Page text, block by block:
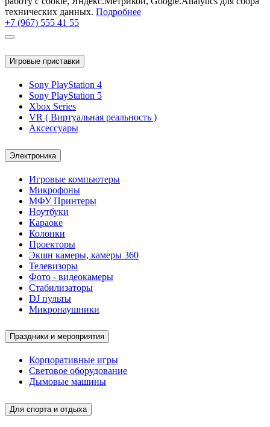
технических данных. Подробнее
+7 (967) 555 41 55
Игровые приставки
Sony PlayStation 4
Sony PlayStation 5
Xbox Series
VR ( Виртуальная реальность )
Аксессуары
Электроника
Игровые компьютеры
Микрофоны
МФУ Принтеры
Ноутбуки
Караоке
Колонки
Проекторы
Экшн камеры, камеры 360
Телевизоры
Фото - видеокамеры
Стабилизаторы
DJ пульты
Микронаушники
Праздники и мероприятия
Корпоративные игры
Световое оборудование
Дымовые машины
Для спорта и отдыха